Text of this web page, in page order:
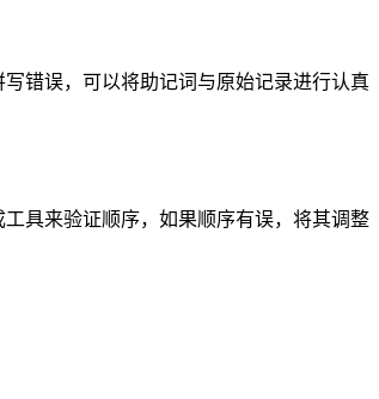
错误，可以将助记词与原始记录进行认真
具来验证顺序，如果顺序有误，将其调整